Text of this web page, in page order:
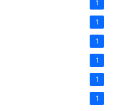
1
1
1
1
1
1